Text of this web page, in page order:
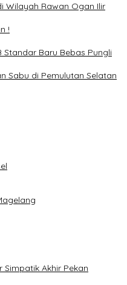
Wilayah Rawan Ogan Ilir
!
Standar Baru Bebas Pungli
Sabu di Pemulutan Selatan
Akhir Pekan